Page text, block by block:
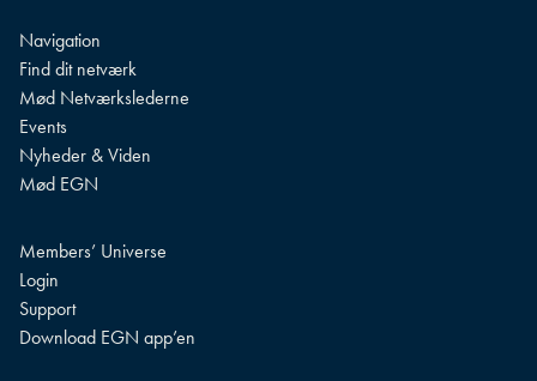
Navigation
Find dit netværk
Mød Netværkslederne
Events
Nyheder & Viden
Mød EGN
Members’ Universe
Login
Support
Download EGN app’en